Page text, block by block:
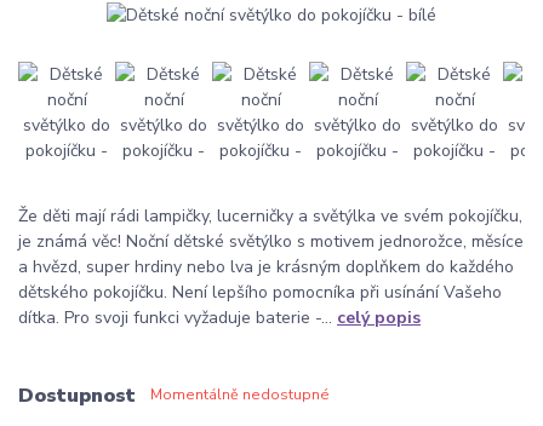
Že děti mají rádi lampičky, lucerničky a světýlka ve svém pokojíčku,
je známá věc! Noční dětské světýlko s motivem jednorožce, měsíce
a hvězd, super hrdiny nebo lva je krásným doplňkem do každého
dětského pokojíčku. Není lepšího pomocníka při usínání Vašeho
dítka. Pro svoji funkci vyžaduje baterie -... celý popis
Dostupnost Momentálně nedostupné